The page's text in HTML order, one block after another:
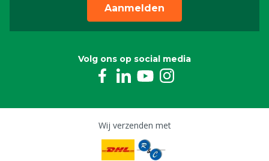
Aanmelden
Volg ons op social media
Wij verzenden met